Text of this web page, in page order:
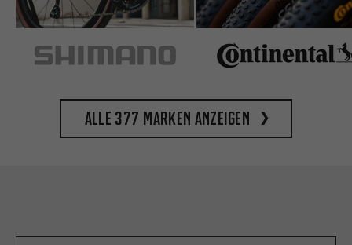
Alle 377 Marken anzeigen